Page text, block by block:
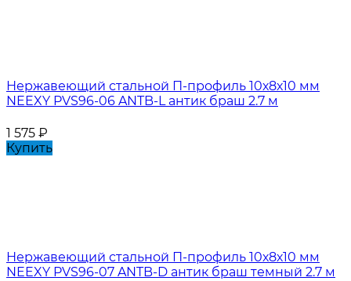
Нержавеющий стальной П-профиль 10х8х10 мм
NEEXY PVS96-06 ANTB-L антик браш 2.7 м
1 575 ₽
Купить
Нержавеющий стальной П-профиль 10х8х10 мм
NEEXY PVS96-07 ANTB-D антик браш темный 2.7 м